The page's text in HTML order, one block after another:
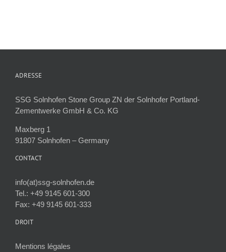
ADRESSE
SSG Solnhofen Stone Group ZN der Solnhofer Portland-
Zementwerke GmbH & Co. KG
Maxberg 1
91807 Solnhofen – Germany
CONTACT
info(at)ssg-solnhofen.de
Tel.: +49 9145 601-300
Fax: +49 9145 601-333
DROIT
Mentions légales